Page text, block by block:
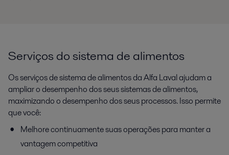
Serviços do sistema de alimentos
Os serviços de sistema de alimentos da Alfa Laval ajudam a
ampliar o desempenho dos seus sistemas de alimentos,
maximizando o desempenho dos seus processos. Isso permite
que você:
Melhore continuamente suas operações para manter a
vantagem competitiva